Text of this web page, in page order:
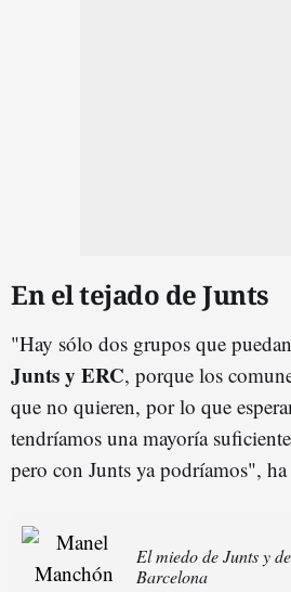
En el tejado de Junts
"Hay sólo dos grupos que
Junts y ERC, porque los
que no quieren, por lo que
tendríamos una mayoría
pero con Junts ya podríamos",
El miedo de Junts y
Barcelona